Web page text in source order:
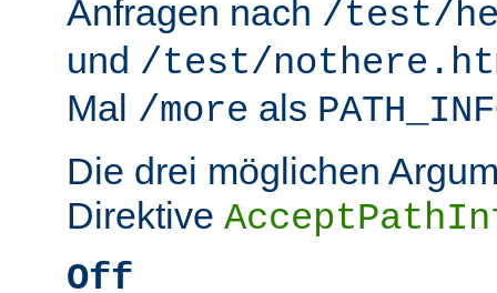
Anfragen nach /test/
und /test/
Mal /more als
Die drei möglichen
Direktive
Off